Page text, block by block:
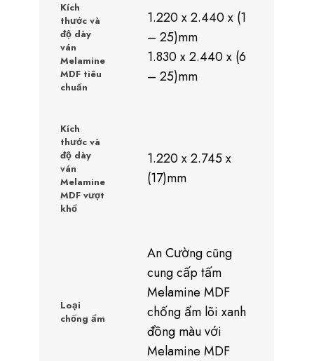
Kích
thước và
độ dày
ván
Melamine
MDF tiêu
chuẩn
1.220 x 2.440 x (1
– 25)mm
1.830 x 2.440 x (6
– 25)mm
Kích
thước và
độ dày
ván
Melamine
MDF vượt
khổ
1.220 x 2.745 x
(17)mm
Loại
chống ẩm
An Cường cũng
cung cấp tấm
Melamine MDF
chống ẩm lõi xanh
đồng màu với
Melamine MDF